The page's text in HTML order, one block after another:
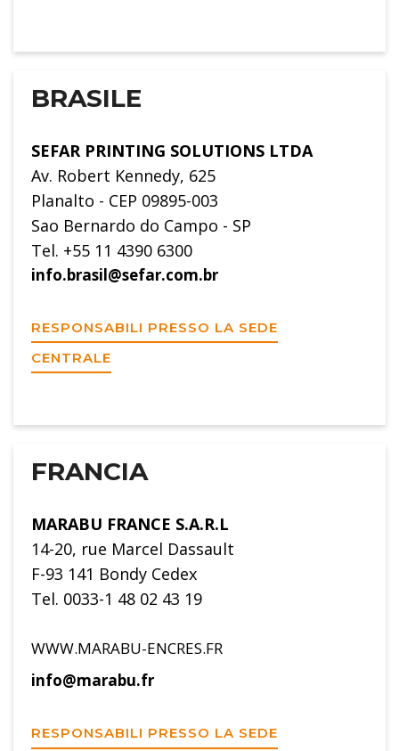
BRASILE
SEFAR PRINTING SOLUTIONS LTDA
Av. Robert Kennedy, 625
Planalto - CEP 09895-003
Sao Bernardo do Campo - SP
Tel. +55 11 4390 6300
info.brasil@sefar.com.br
RESPONSABILI PRESSO LA SEDE
CENTRALE
FRANCIA
MARABU FRANCE S.A.R.L
14-20, rue Marcel Dassault
F-93 141 Bondy Cedex
Tel. 0033-1 48 02 43 19
WWW.MARABU-ENCRES.FR
info@marabu.fr
RESPONSABILI PRESSO LA SEDE